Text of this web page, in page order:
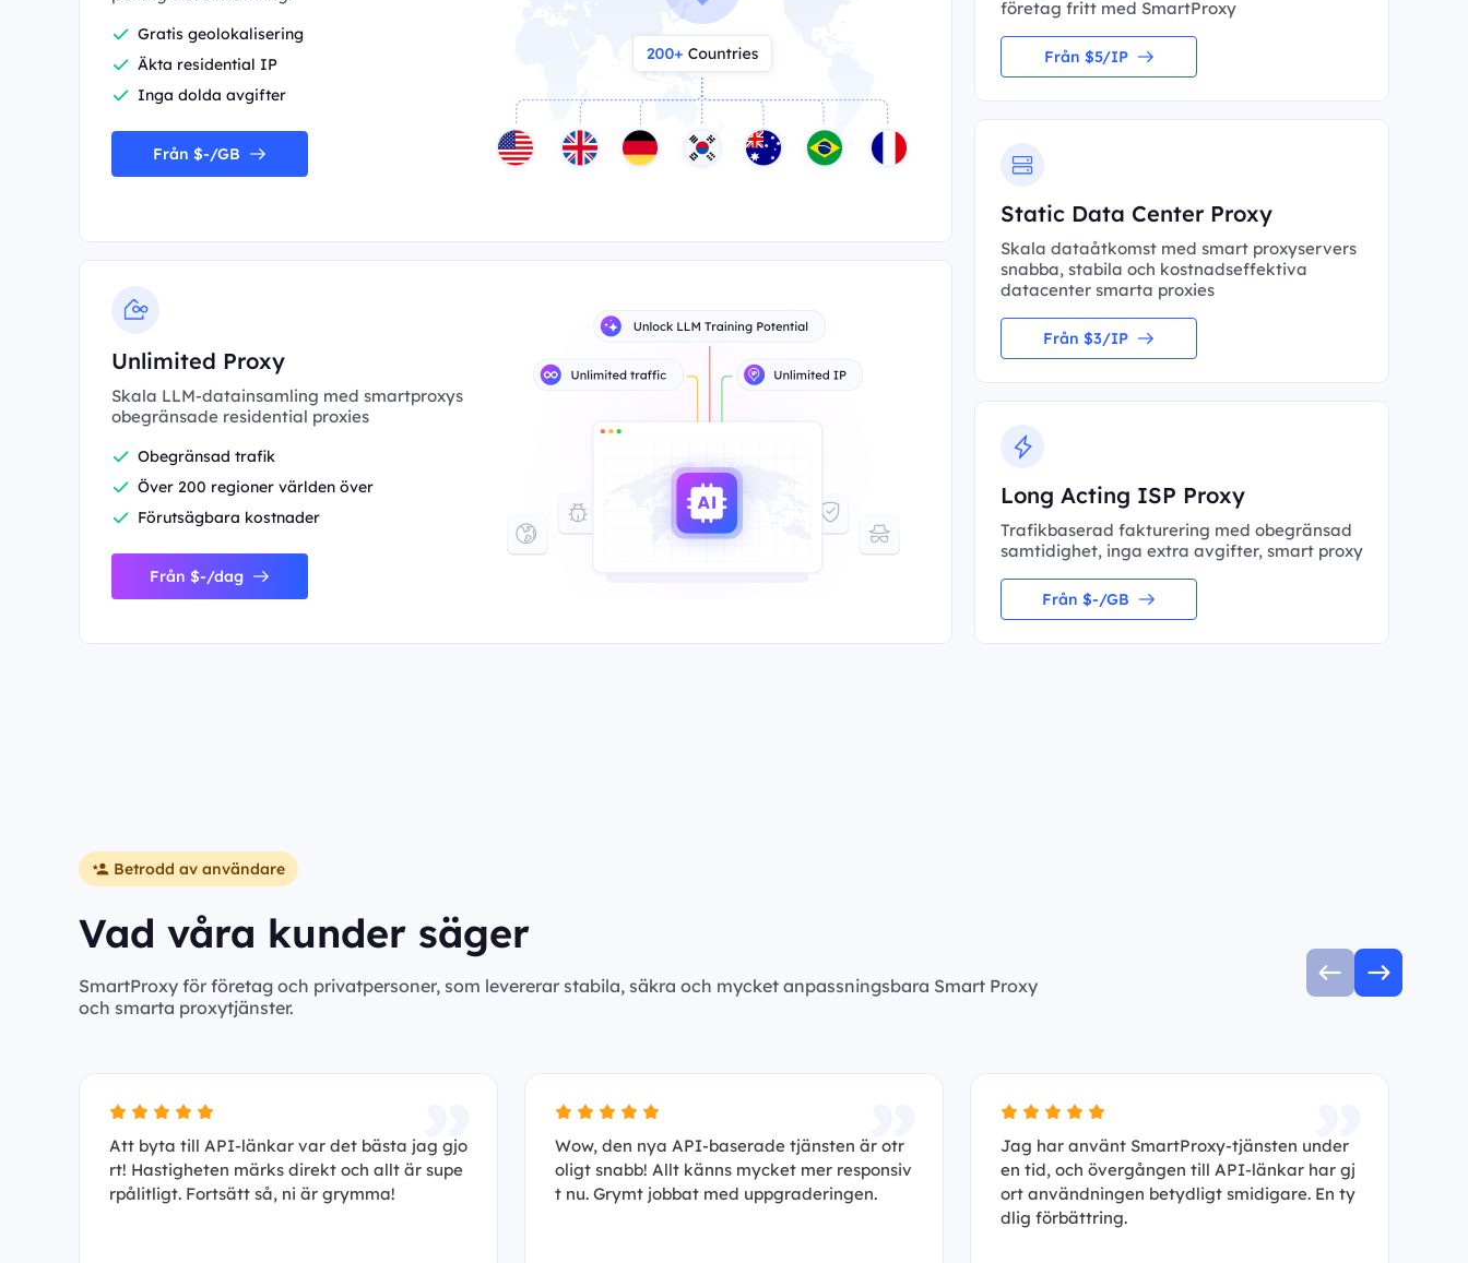
Gratis geolokalisering
Äkta residential IP
Inga dolda avgifter
Från $-/GB
Unlimited Proxy
Skala LLM-datainsamling med smartproxys
obegränsade residential proxies
Obegränsad trafik
Över 200 regioner världen över
Förutsägbara kostnader
Från $-/dag
företag fritt med SmartProxy
Från $5/IP
Static Data Center Proxy
Skala dataåtkomst med smart proxyservers
snabba, stabila och kostnadseffektiva
datacenter smarta proxies
Från $3/IP
Long Acting ISP Proxy
Trafikbaserad fakturering med obegränsad
samtidighet, inga extra avgifter, smart proxy
Från $-/GB
Betrodd av användare
Vad våra kunder säger
SmartProxy för företag och privatpersoner, som levererar stabila, säkra och mycket anpassningsbara Smart Proxy
och smarta proxytjänster.
Att byta till API-länkar var det bästa jag gjo
rt! Hastigheten märks direkt och allt är supe
rpålitligt. Fortsätt så, ni är grymma!
Wow, den nya API-baserade tjänsten är otr
oligt snabb! Allt känns mycket mer responsiv
t nu. Grymt jobbat med uppgraderingen.
Jag har använt SmartProxy-tjänsten under
en tid, och övergången till API-länkar har gj
ort användningen betydligt smidigare. En ty
dlig förbättring.